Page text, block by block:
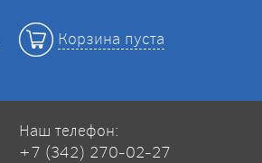
Корзина пуста
Наш телефон:
+7 (342) 270-02-27